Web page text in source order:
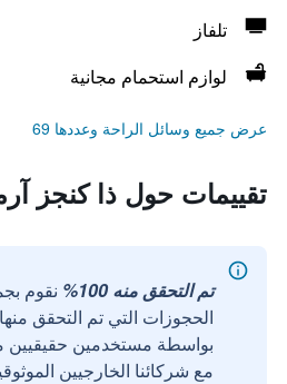
تلفاز
لوازم استحمام مجانية
عرض جميع وسائل الراحة وعددها 69
تقييمات حول ذا كنجز
تم التحقق منه 100%
نقوم
الحجوزات التي تم التحقق
مع شركائنا الخارجيين